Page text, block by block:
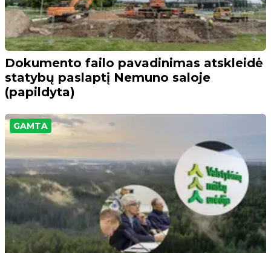
Dokumento failo pavadinimas atskleidė
statybų paslaptį Nemuno saloje
(papildyta)
GAMTA